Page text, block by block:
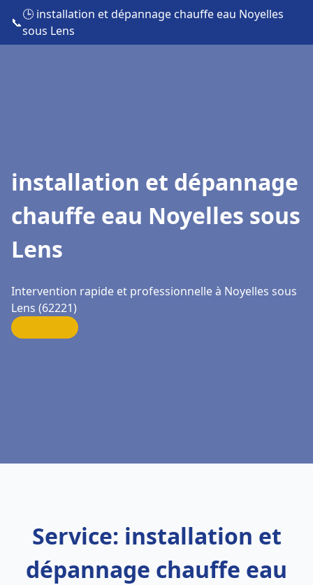
📞
🕒 installation et dépannage chauffe eau Noyelles
sous Lens
installation et dépannage
chauffe eau Noyelles sous
Lens
Intervention rapide et professionnelle à Noyelles sous
Lens (62221)
Service: installation et
dépannage chauffe eau